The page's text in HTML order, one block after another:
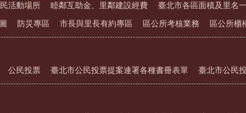
活動場所 睦鄰互助金、里鄰建設經費 臺北市各區面積及里名
防災專區 市長與里長有約專區 區公所考核業務 區公所櫃
公民投票 臺北市公民投票提案連署各種書冊表單 臺北市公民